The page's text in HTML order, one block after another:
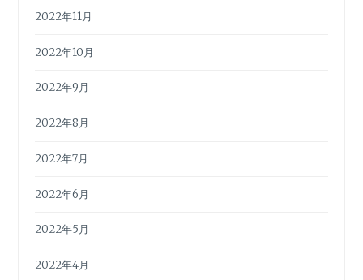
2022年11月
2022年10月
2022年9月
2022年8月
2022年7月
2022年6月
2022年5月
2022年4月